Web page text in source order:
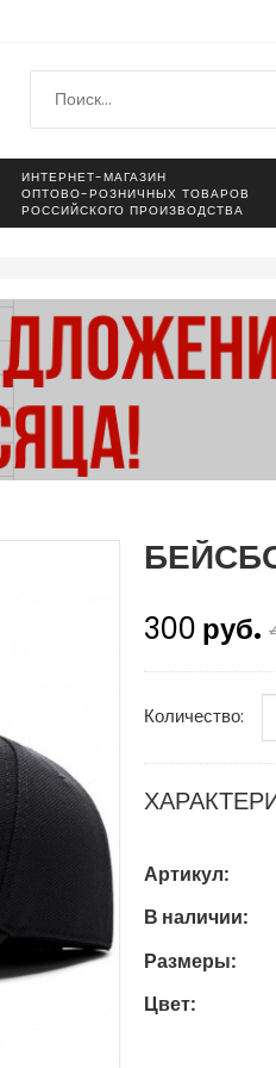
ИНТЕРНЕТ-МАГАЗИН
ОПТОВО-РОЗНИЧНЫХ ТОВАРОВ
РОССИЙСКОГО ПРОИЗВОДСТВА
300 руб.
Количество:
Артикул:
В наличии:
Размеры:
Цвет: